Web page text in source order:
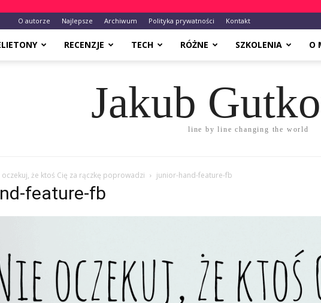
O autorze Najlepsze Archiwum Polityka prywatności Kontakt
RECENZJE TECH RÓŻNE SZKOLENIA O
Jakub
line by line changing the world
oczekuj, że ktoś Cię za rączkę poprowadzi junior-hand-feature-fb
feature-fb